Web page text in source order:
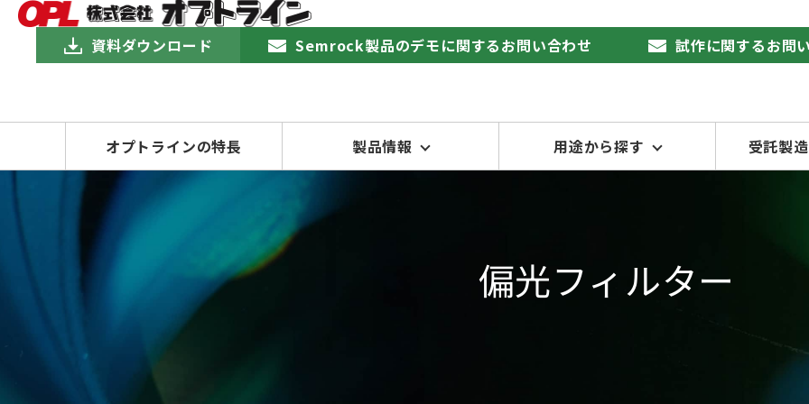
資料ダウンロード Semrock製品のデモに関するお問い合わせ 試作に関するお問
オプトラインの特長 製品情報 用途から探す 受託製
偏光フィルター